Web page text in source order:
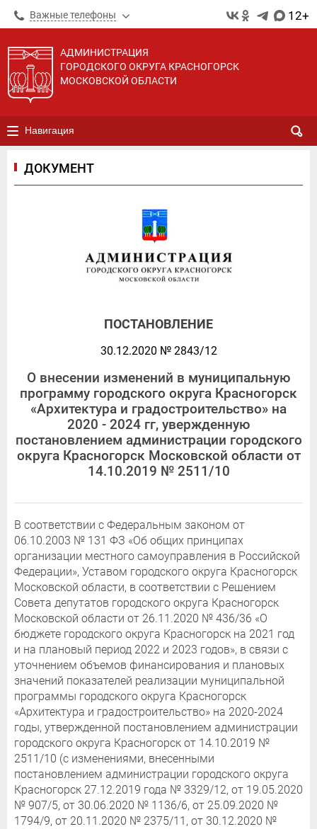
Важные телефоны 12+
АДМИНИСТРАЦИЯ
ГОРОДСКОГО ОКРУГА КРАСНОГОРСК
МОСКОВСКОЙ ОБЛАСТИ
Навигация
ДОКУМЕНТ
ПОСТАНОВЛЕНИЕ
30.12.2020 № 2843/12
О внесении изменений в муниципальную
программу городского округа Красногорск
«Архитектура и градостроительство» на
2020 - 2024 гг, увержденную
постановлением администрации городского
округа Красногорск Московской области от
14.10.2019 № 2511/10
В соответствии с Федеральным законом от
06.10.2003 № 131 ФЗ «Об общих принципах
организации местного самоуправления в Российской
Федерации», Уставом городского округа Красногорск
Московской области, в соответствии с Решением
Совета депутатов городского округа Красногорск
Московской области от 26.11.2020 № 436/36 «О
бюджете городского округа Красногорск на 2021 год
и на плановый период 2022 и 2023 годов», в связи с
уточнением объемов финансирования и плановых
значений показателей реализации муниципальной
программы городского округа Красногорск
«Архитектура и градостроительство» на 2020-2024
годы, утвержденной постановлением администрации
городского округа Красногорск от 14.10.2019 №
2511/10 (с изменениями, внесенными
постановлением администрации городского округа
Красногорск 27.12.2019 года № 3329/12, от 19.05.2020
№ 907/5, от 30.06.2020 № 1136/6, от 25.09.2020 №
1794/9, от 20.11.2020 № 2375/11, от 30.12.2020 №